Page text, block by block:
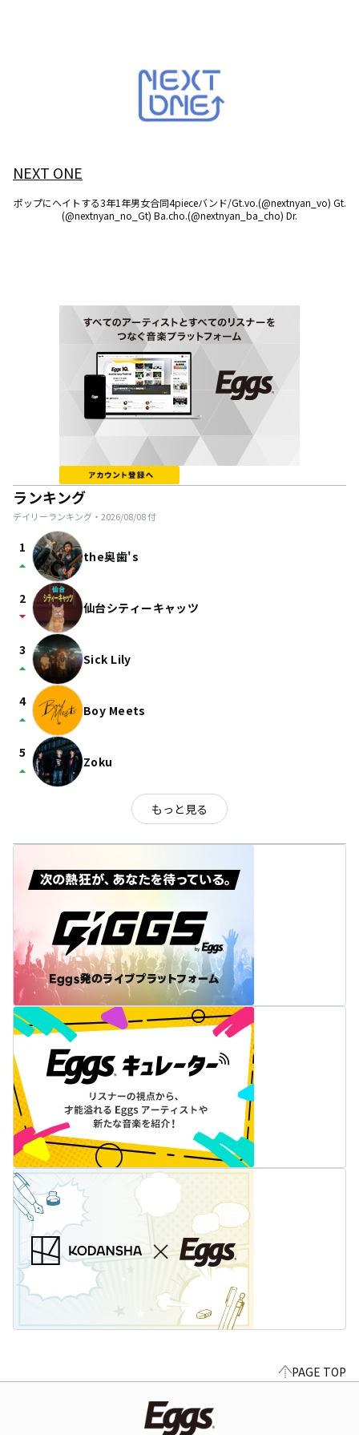
NEXT ONE
ポップにヘイトする3年1年男女合同4pieceバンド/Gt.vo.(@nextnyan_vo) Gt.
(@nextnyan_no_Gt) Ba.cho.(@nextnyan_ba_cho) Dr.
ランキング
デイリーランキング・ 2026/08/08付
1
arrow_drop_up the奥歯's
2
arrow_drop_down 仙台シティーキャッツ
3
arrow_drop_up Sick Lily
4
arrow_drop_up Boy Meets
5
arrow_drop_up Zoku
もっと見る
PAGE TOP